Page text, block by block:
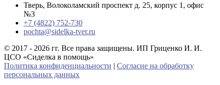
Тверь, Волоколамский проспект д. 25, корпус 1, офис
№3
+7 (4822) 752-730
pochta@sidelka-tver.ru
© 2017 - 2026 гг. Все права защищены. ИП Гриценко И. И.
ЦСО «Сиделка в помощь»
Политика конфиденциальности | Согласие на обработку
персональных данных